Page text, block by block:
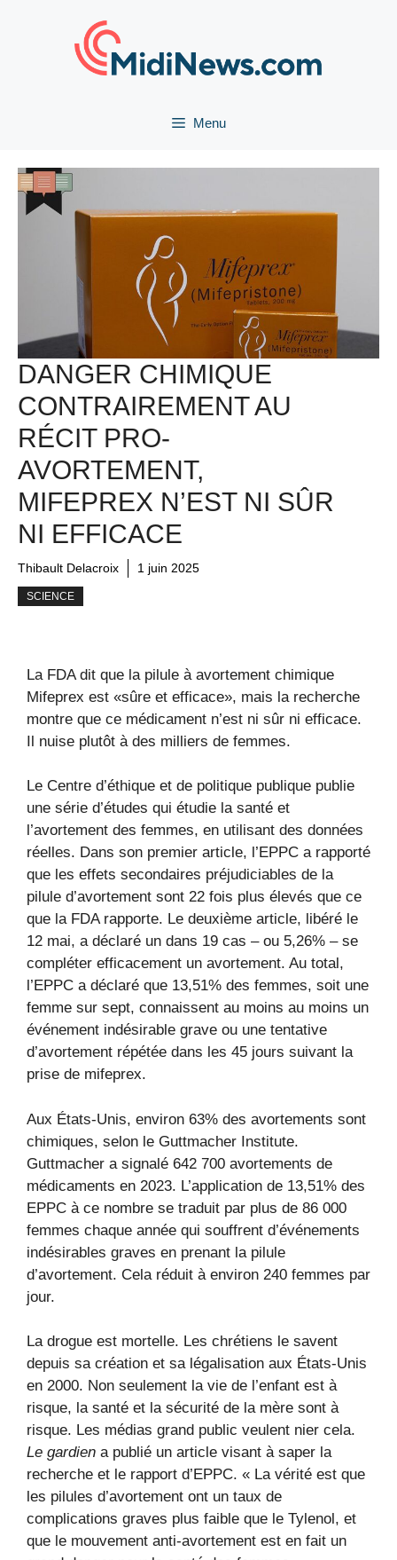
Menu
DANGER CHIMIQUE
CONTRAIREMENT AU
RÉCIT PRO-
AVORTEMENT,
MIFEPREX N’EST NI SÛR
NI EFFICACE
Thibault Delacroix 1 juin 2025
SCIENCE
La FDA dit que la pilule à avortement chimique
Mifeprex est «sûre et efficace», mais la recherche
montre que ce médicament n’est ni sûr ni efficace.
Il nuise plutôt à des milliers de femmes.
Le Centre d’éthique et de politique publique publie
une série d’études qui étudie la santé et
l’avortement des femmes, en utilisant des données
réelles. Dans son premier article, l’EPPC a rapporté
que les effets secondaires préjudiciables de la
pilule d’avortement sont 22 fois plus élevés que ce
que la FDA rapporte. Le deuxième article, libéré le
12 mai, a déclaré un dans 19 cas – ou 5,26% – se
compléter efficacement un avortement. Au total,
l’EPPC a déclaré que 13,51% des femmes, soit une
femme sur sept, connaissent au moins au moins un
événement indésirable grave ou une tentative
d’avortement répétée dans les 45 jours suivant la
prise de mifeprex.
Aux États-Unis, environ 63% des avortements sont
chimiques, selon le Guttmacher Institute.
Guttmacher a signalé 642 700 avortements de
médicaments en 2023. L’application de 13,51% des
EPPC à ce nombre se traduit par plus de 86 000
femmes chaque année qui souffrent d’événements
indésirables graves en prenant la pilule
d’avortement. Cela réduit à environ 240 femmes par
jour.
La drogue est mortelle. Les chrétiens le savent
depuis sa création et sa légalisation aux États-Unis
en 2000. Non seulement la vie de l’enfant est à
risque, la santé et la sécurité de la mère sont à
risque. Les médias grand public veulent nier cela.
Le gardien a publié un article visant à saper la
recherche et le rapport d’EPPC. « La vérité est que
les pilules d’avortement ont un taux de
complications graves plus faible que le Tylenol, et
que le mouvement anti-avortement est en fait un